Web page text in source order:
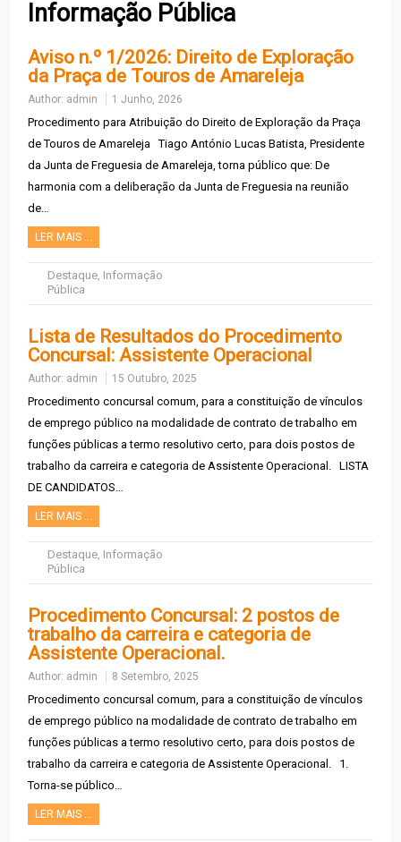
TRABALHO
25 de Abril – 46º Aniversário
24 Abril, 2020
Comemoração do 46º Aniversário do 25 de Abril.
Direção-Geral da Saúde –
Informação Pública
Aviso n.º 1/2026: Direito de Exploração
da Praça de Touros de Amareleja
Author: admin 1 Junho, 2026
Procedimento para Atribuição do Direito de Exploração da Praça
de Touros de Amareleja Tiago António Lucas Batista, Presidente
da Junta de Freguesia de Amareleja, torna público que: De
harmonia com a deliberação da Junta de Freguesia na reunião
de…
LER MAIS …
Destaque, Informação
Pública
Lista de Resultados do Procedimento
Concursal: Assistente Operacional
Author: admin 15 Outubro, 2025
Procedimento concursal comum, para a constituição de vínculos
de emprego público na modalidade de contrato de trabalho em
funções públicas a termo resolutivo certo, para dois postos de
trabalho da carreira e categoria de Assistente Operacional. LISTA
DE CANDIDATOS…
LER MAIS …
Destaque, Informação
Pública
Procedimento Concursal: 2 postos de
trabalho da carreira e categoria de
Assistente Operacional.
Author: admin 8 Setembro, 2025
Procedimento concursal comum, para a constituição de vínculos
de emprego público na modalidade de contrato de trabalho em
funções públicas a termo resolutivo certo, para dois postos de
trabalho da carreira e categoria de Assistente Operacional. 1.
Torna-se público…
LER MAIS …